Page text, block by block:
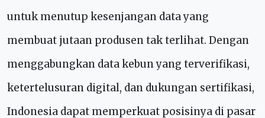
untuk menutup kesenjangan data yang
membuat jutaan produsen tak terlihat. Dengan
menggabungkan data kebun yang terverifikasi,
ketertelusuran digital, dan dukungan sertifikasi,
Indonesia dapat memperkuat posisinya di pasar